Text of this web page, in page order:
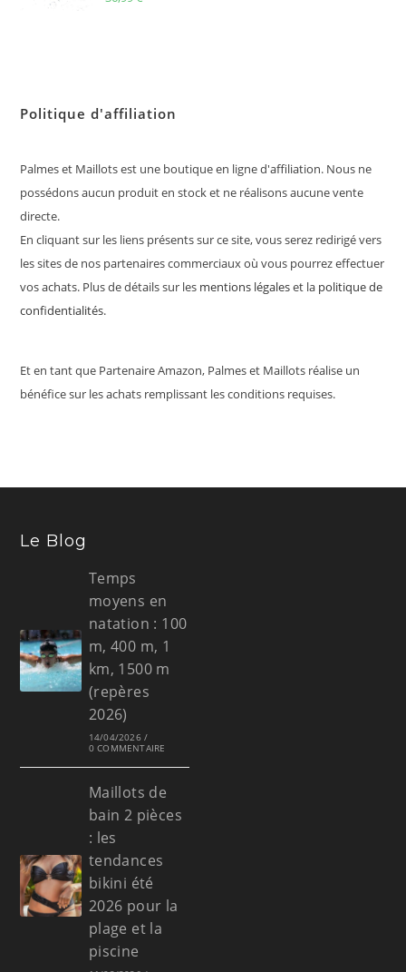
Politique d'affiliation
Palmes et Maillots est une boutique en ligne d'affiliation. Nous ne
possédons aucun produit en stock et ne réalisons aucune vente
directe.
En cliquant sur les liens présents sur ce site, vous serez redirigé vers
les sites de nos partenaires commerciaux où vous pourrez effectuer
vos achats. Plus de détails sur les mentions légaleset la politique de
confidentialités.
Et en tant que Partenaire Amazon, Palmes et Maillots réalise un
bénéfice sur les achats remplissant les conditions requises.
Le Blog
Temps
moyens en
natation : 100
m, 400 m, 1
km, 1500 m
(repères
2026)
14/04/2026 /
0 COMMENTAIRE
Maillots de
bain 2 pièces
: les
tendances
bikini été
2026 pour la
plage et la
piscine